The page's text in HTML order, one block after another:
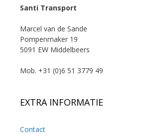
Santi Transport
Marcel van de Sande
Pompenmaker 19
5091 EW Middelbeers
Mob. +31 (0)6 51 3779 49
EXTRA INFORMATIE
Contact